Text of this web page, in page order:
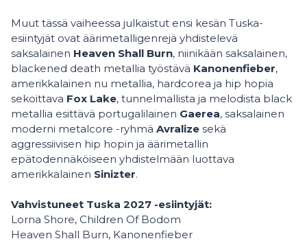
Muut tässä vaiheessa julkaistut ensi kesän Tuska-
esiintyjät ovat äärimetalligenrejä yhdistelevä
saksalainen Heaven Shall Burn, niinikään saksalainen,
blackened death metallia työstävä Kanonenfieber,
amerikkalainen nu metallia, hardcorea ja hip hopia
sekoittava Fox Lake, tunnelmallista ja melodista black
metallia esittävä portugalilainen Gaerea, saksalainen
moderni metalcore -ryhmä Avralize sekä
aggressiivisen hip hopin ja äärimetallin
epätodennäköiseen yhdistelmään luottava
amerikkalainen Sinizter.
Vahvistuneet Tuska 2027 -esiintyjät:
Lorna Shore, Children Of Bodom
Heaven Shall Burn, Kanonenfieber